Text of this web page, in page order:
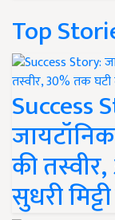
Top
Success
की
सुधरी